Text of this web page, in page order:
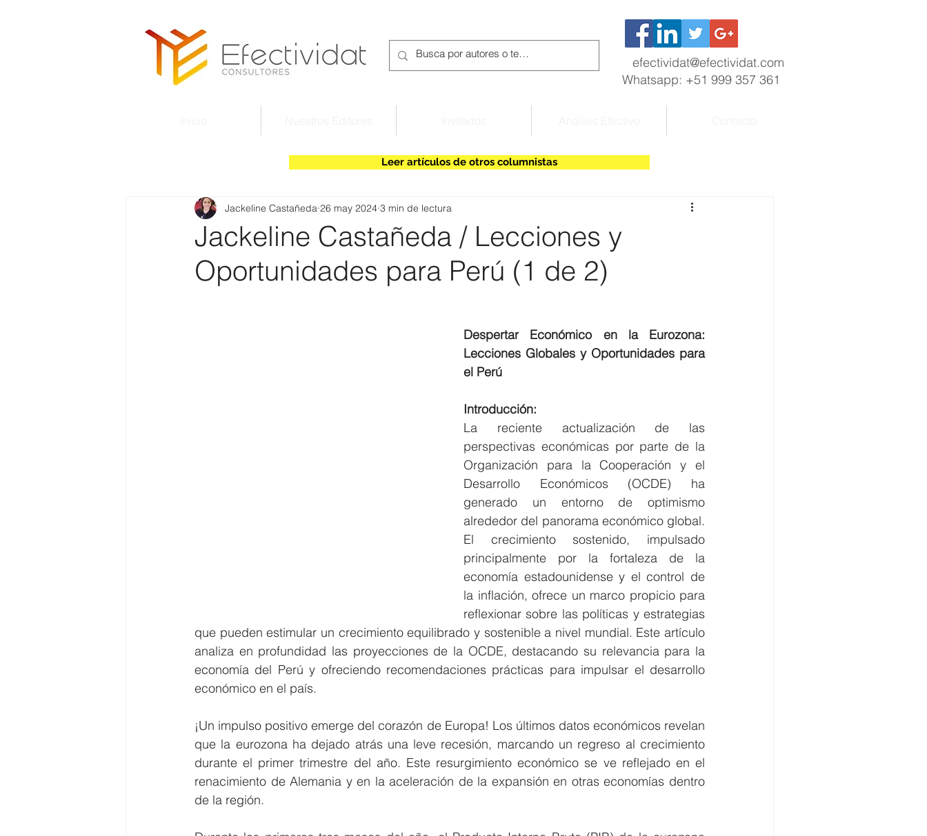
efectividat@efectividat.com
Whatsapp: +51 999 357 361
Leer artículos de otros columnistas
Jackeline Castañeda / Lecciones y
Oportunidades para Perú (1 de 2)
Jackeline Castañeda 26 may 2024 3 min de lectura
Despertar Económico en la Eurozona:
Lecciones Globales y Oportunidades para
el Perú
Introducción:
La reciente actualización de las
perspectivas económicas por parte de la
Organización para la Cooperación y el
Desarrollo Económicos (OCDE) ha
generado un entorno de optimismo
alrededor del panorama económico global.
El crecimiento sostenido, impulsado
principalmente por la fortaleza de la
economía estadounidense y el control de
la inflación, ofrece un marco propicio para
reflexionar sobre las políticas y estrategias
que pueden estimular un crecimiento equilibrado y sostenible a nivel mundial. Este artículo
analiza en profundidad las proyecciones de la OCDE, destacando su relevancia para la
economía del Perú y ofreciendo recomendaciones prácticas para impulsar el desarrollo
económico en el país.
¡Un impulso positivo emerge del corazón de Europa! Los últimos datos económicos revelan
que la eurozona ha dejado atrás una leve recesión, marcando un regreso al crecimiento
durante el primer trimestre del año. Este resurgimiento económico se ve reflejado en el
renacimiento de Alemania y en la aceleración de la expansión en otras economías dentro
de la región.